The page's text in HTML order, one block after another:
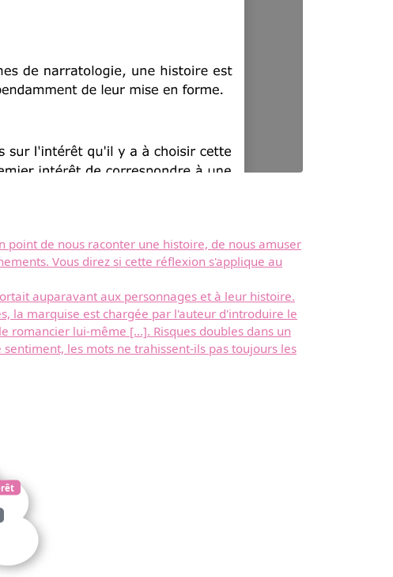
de nous raconter une histoire, de nous amuser
Vous direz si cette réflexion s'applique au
auparavant aux personnages et à leur histoire.
la marquise est chargée par l'auteur d'introduire le
romancier lui-même [...]. Risques doubles dans un
les mots ne trahissent-ils pas toujours les